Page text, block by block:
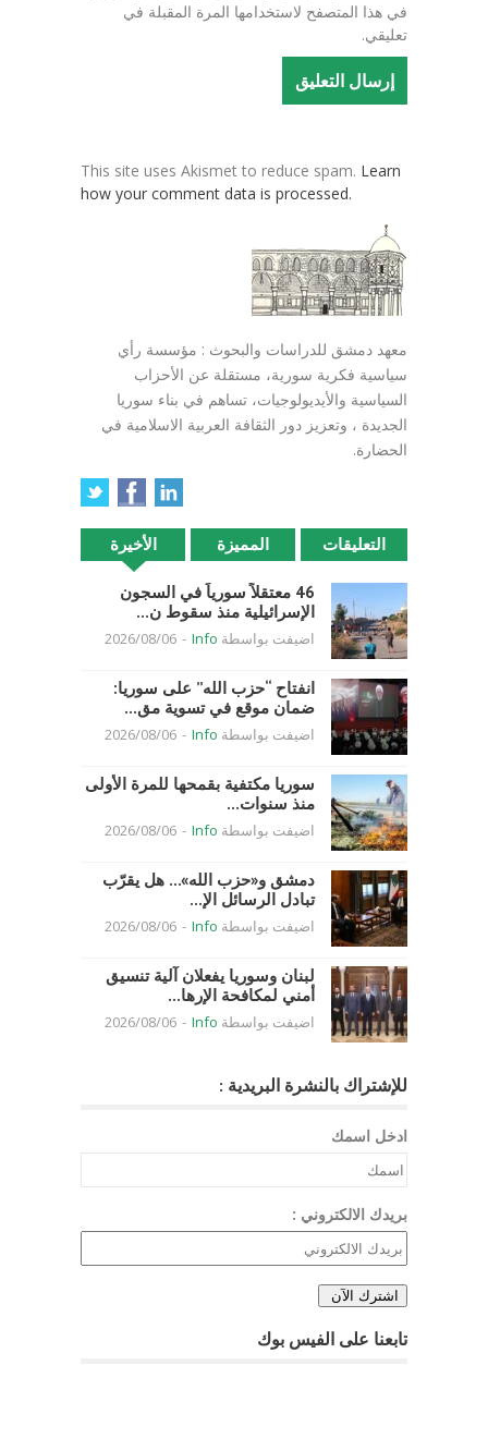
في هذا المتصفح لاستخدامها المرة المقبلة في
تعليقي.
This site uses Akismet to reduce spam. Learn
how your comment data is processed.
معهد دمشق للدراسات والبحوث : مؤسسة رأي
سياسية فكرية سورية، مستقلة عن الأحزاب
السياسية والأيديولوجيات، تساهم في بناء سوريا
الجديدة ، وتعزيز دور الثقافة العربية الاسلامية في
الحضارة.
الأخيرة المميزة التعليقات
46 معتقلاً سورياً في السجون
الإسرائيلية منذ سقوط ن...
اضيفت بواسطة Info
-
2026/08/06
انفتاح “حزب الله” على سوريا:
ضمان موقع في تسوية مق...
اضيفت بواسطة Info
-
2026/08/06
سوريا مكتفية بقمحها للمرة الأولى
منذ سنوات...
اضيفت بواسطة Info
-
2026/08/06
دمشق و«حزب الله»… هل يقرّب
تبادل الرسائل الإ...
اضيفت بواسطة Info
-
2026/08/06
لبنان وسوريا يفعلان آلية تنسيق
أمني لمكافحة الإرها...
اضيفت بواسطة Info
-
2026/08/06
للإشتراك بالنشرة البريدية :
ادخل اسمك
بريدك الالكتروني :
تابعنا على الفيس بوك